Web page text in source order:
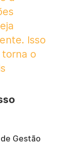
Isso
o
Gestão